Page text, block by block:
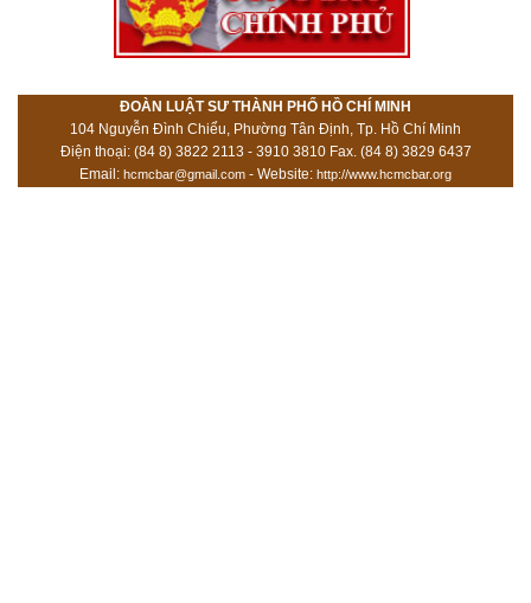
ĐOÀN LUẬT SƯ THÀNH PHỐ HỒ CHÍ MINH
104 Nguyễn Đình Chiểu, Phường Tân Định, Tp. Hồ Chí Minh
Điện thoại: (84 8) 3822 2113 - 3910 3810 Fax. (84 8) 3829 6437
Email: hcmcbar@gmail.com - Website: http://www.hcmcbar.org